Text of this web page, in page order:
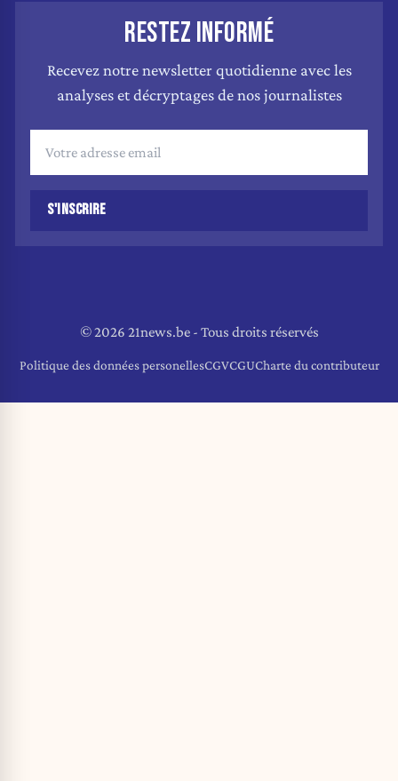
RESTEZ INFORMÉ
Recevez notre newsletter quotidienne avec les
analyses et décryptages de nos journalistes
S'INSCRIRE
© 2026 21news.be - Tous droits réservés
Politique des données personellesCGVCGUCharte du contributeur